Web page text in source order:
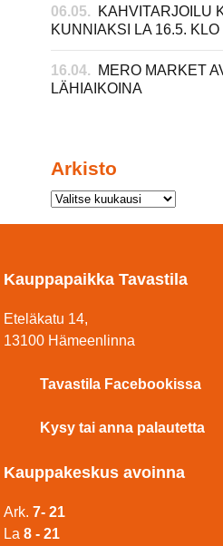
06.05.
KAHVITARJOILU
KUNNIAKSI LA 16.5. KLO
16.04.
MERO MARKET
LÄHIAIKOINA
Arkisto
Kauppapaikka Tavastila
Eteläkatu 14,
13100 Hämeenlinna
Tavastila Facebookissa
Kysy tai anna palautetta
Kauppakeskus avoinna
Ark.7- 21
La8 - 21